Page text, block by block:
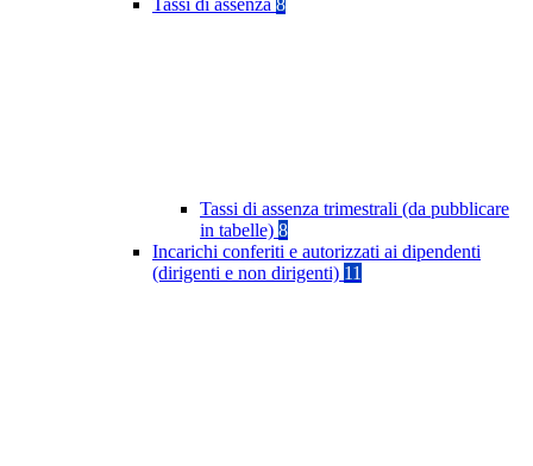
Tassi di assenza 8
Tassi di assenza trimestrali (da pubblicare
in tabelle) 8
Incarichi conferiti e autorizzati ai dipendenti
(dirigenti e non dirigenti) 11